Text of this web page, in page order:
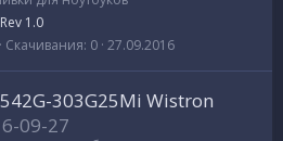
1.0
0 Скачивания 0 27.09.2016
303G25Mi Wistron
09-27